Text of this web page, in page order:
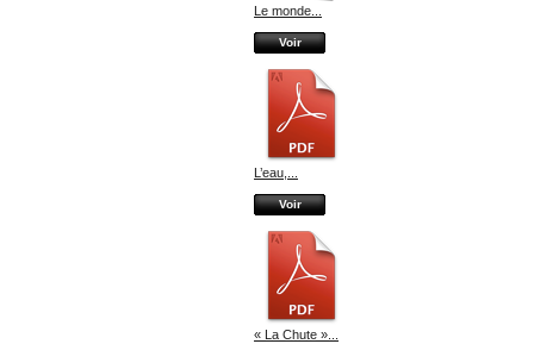
Le monde...
Voir
L’eau,...
Voir
« La Chute »...